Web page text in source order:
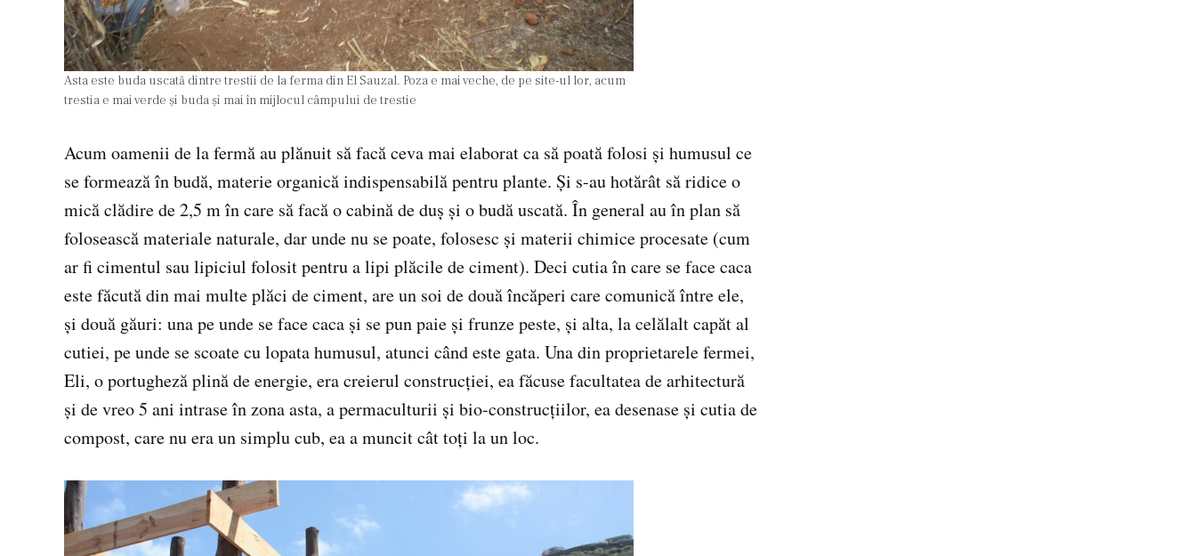
Asta este buda uscată dintre trestii de la ferma din El Sauzal. Poza e mai veche, de pe site-ul lor, acum
trestia e mai verde și buda și mai în mijlocul câmpului de trestie
Acum oamenii de la fermă au plănuit să facă ceva mai elaborat ca să poată folosi și humusul ce
se formează în budă, materie organică indispensabilă pentru plante. Și s-au hotărât să ridice o
mică clădire de 2,5 m în care să facă o cabină de duș și o budă uscată. În general au în plan să
folosească materiale naturale, dar unde nu se poate, folosesc și materii chimice procesate (cum
ar fi cimentul sau lipiciul folosit pentru a lipi plăcile de ciment). Deci cutia în care se face caca
este făcută din mai multe plăci de ciment, are un soi de două încăperi care comunică între ele,
și două găuri: una pe unde se face caca și se pun paie și frunze peste, și alta, la celălalt capăt al
cutiei, pe unde se scoate cu lopata humusul, atunci când este gata. Una din proprietarele fermei,
Eli, o portugheză plină de energie, era creierul construcției, ea făcuse facultatea de arhitectură
și de vreo 5 ani intrase în zona asta, a permaculturii și bio-construcțiilor, ea desenase și cutia de
compost, care nu era un simplu cub, ea a muncit cât toți la un loc.